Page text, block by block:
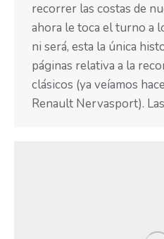
recorrer las costas de
ahora le toca el turno a
ni será, esta la única
páginas relativa a la
clásicos (ya veíamos
Renault Nervasport).